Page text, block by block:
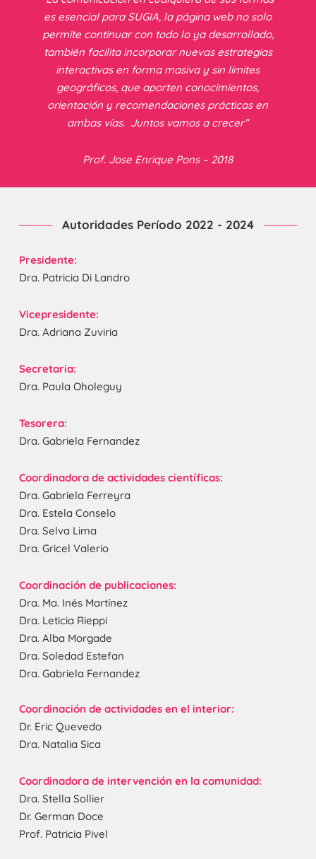
es esencial para SUGIA, la página web no solo
permite continuar con todo lo ya desarrollado,
también facilita incorporar nuevas estrategias
interactivas en forma masiva y sin límites
geográficos, que aporten conocimientos,
orientación y recomendaciones prácticas en
ambas vías. Juntos vamos a crecer”
Prof. Jose Enrique Pons – 2018
Autoridades Período 2022 - 2024
Presidente:
Dra. Patricia Di Landro
Vicepresidente:
Dra. Adriana Zuviria
Secretaria:
Dra. Paula Oholeguy
Tesorera:
Dra. Gabriela Fernandez
Coordinadora de actividades científicas:
Dra. Gabriela Ferreyra
Dra. Estela Conselo
Dra. Selva Lima
Dra. Gricel Valerio
Coordinación de publicaciones:
Dra. Ma. Inés Martínez
Dra. Leticia Rieppi
Dra. Alba Morgade
Dra. Soledad Estefan
Dra. Gabriela Fernandez
Coordinación de actividades en el interior:
Dr. Eric Quevedo
Dra. Natalia Sica
Coordinadora de intervención en la comunidad:
Dra. Stella Sollier
Dr. German Doce
Prof. Patricia Pivel